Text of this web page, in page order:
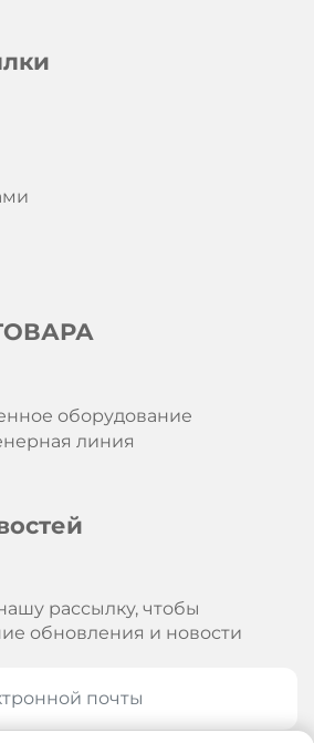
оборудование
линия
рассылку, чтобы
обновления и новости